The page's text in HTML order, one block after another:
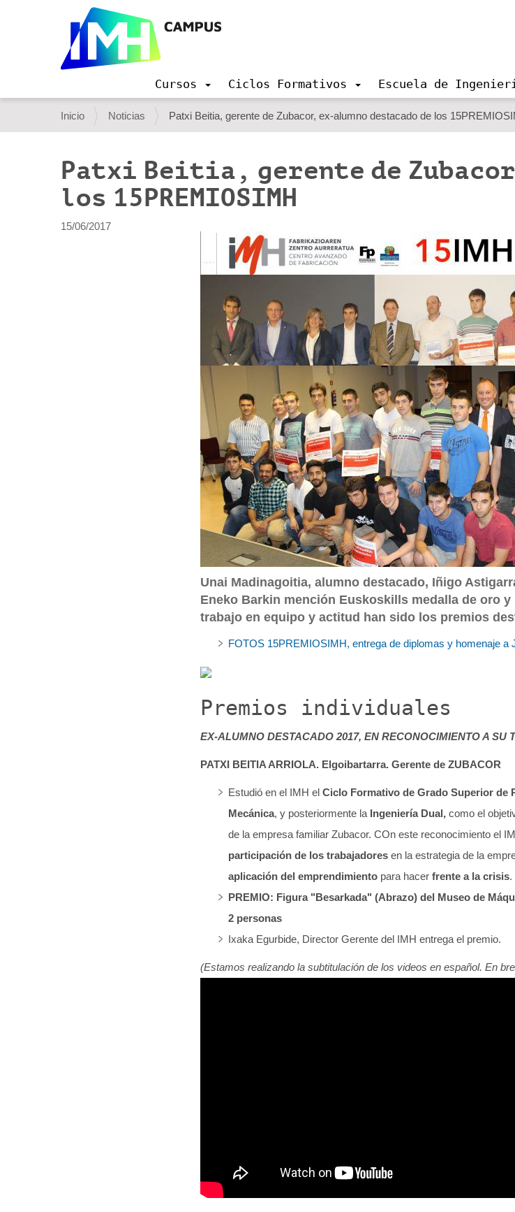
v
a
c
n
Cursos Ciclos Formativos Escuela de
U
s
e
e
Inicio Noticias Patxi Beitia, gerente de Zubacor, ex-alumno destacado de los
Patxi Beitia, gerente de
los 15PREMIOSIMH
15/06/2017
Unai Madinagoitia, alumno destacado, Iñigo
Eneko Barkin mención Euskoskills medalla de oro
trabajo en equipo y actitud han sido los premios
FOTOS 15PREMIOSIMH, entrega de diplomas y homenaje a
Premios individuales
EX-ALUMNO DESTACADO 2017, EN RECONOCIMIENTO A SU
PATXI BEITIA ARRIOLA. Elgoibartarra. Gerente de ZUBACOR
Estudió en el IMH el Ciclo Formativo de Grado Superior de
Mecánica, y posteriormente la Ingeniería Dual, como el
de la empresa familiar Zubacor. COn este reconocimiento el
participación de los trabajadores en la estrategia de la
aplicación del emprendimiento para hacer frente a la crisis.
PREMIO: Figura "Besarkada" (Abrazo) del Museo de
2 personas
Ixaka Egurbide, Director Gerente del IMH entrega el premio.
(Estamos realizando la subtitulación de los videos en español. En